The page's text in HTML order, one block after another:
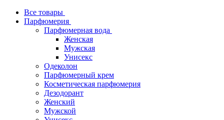
Все товары
Парфюмерия
Парфюмерная вода
Женская
Мужская
Унисекс
Одеколон
Парфюмерный крем
Косметическая парфюмерия
Дезодорант
Женский
Мужской